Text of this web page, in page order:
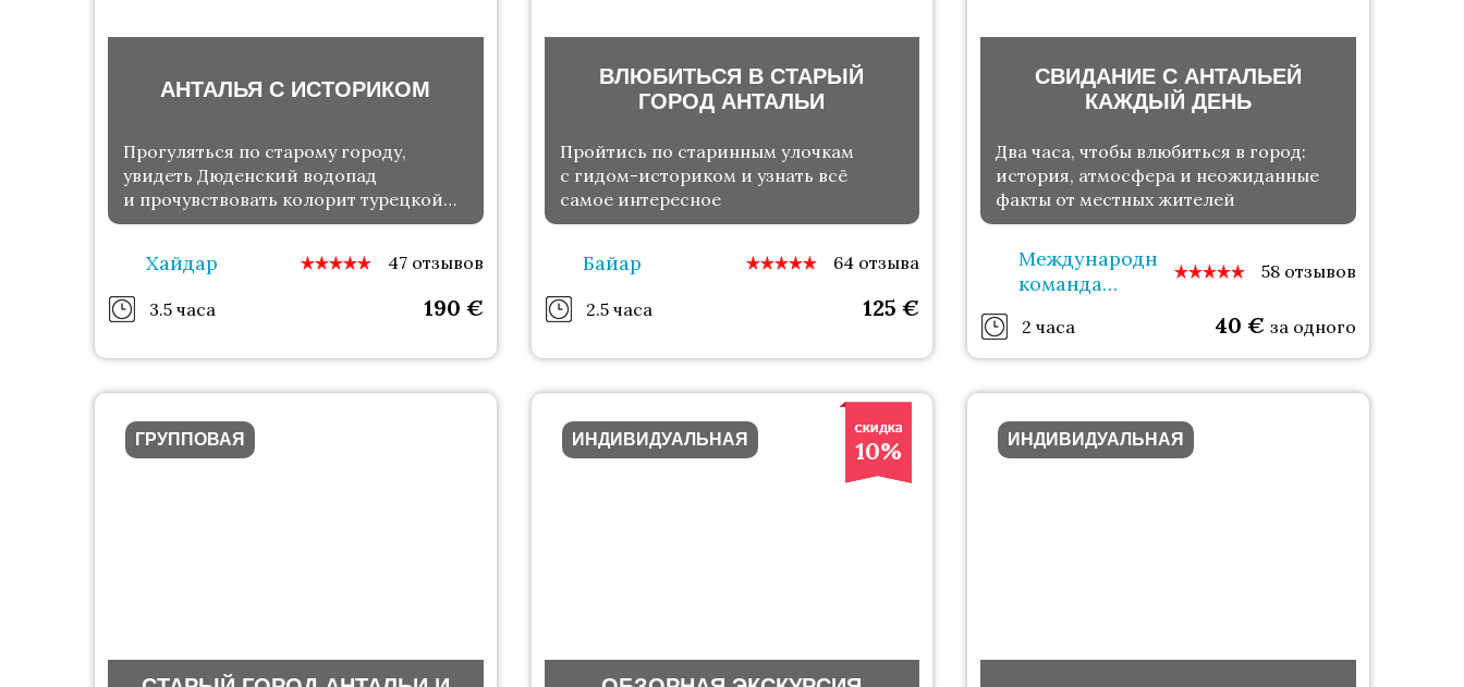
АНТАЛЬЯ С ИСТОРИКОМ
Прогуляться по старому городу,
увидеть Дюденский водопад
и прочувствовать колорит турецкой
Ривьеры
Хайдар 47 отзывов
3.5 часа 190 €
ВЛЮБИТЬСЯ В СТАРЫЙ
ГОРОД АНТАЛЬИ
Пройтись по старинным улочкам
с гидом-историком и узнать всё
самое интересное
Байар 64 отзыва
2.5 часа 125€
СВИДАНИЕ С АНТАЛЬЕЙ
КАЖДЫЙ ДЕНЬ
Два часа, чтобы влюбиться в город:
история, атмосфера и неожиданные
факты от местных жителей
Международная
команда
58 отзывов
2 часа 40 € за одного
ГРУППОВАЯ 10%
ИНДИВИДУАЛЬНАЯ ИНДИВИДУАЛЬНАЯ